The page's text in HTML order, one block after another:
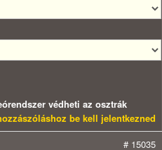
védheti az osztrák
be kell jelentkezned
# 15035